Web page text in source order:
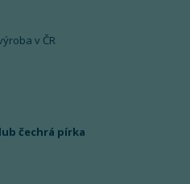
v ČR
čechrá pírka